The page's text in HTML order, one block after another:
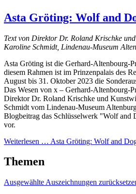
Asta Gröting: Wolf and
Text von Direktor Dr. Roland Krischke
Karoline Schmidt, Lindenau-Museum
Asta Gröting ist die Gerhard-Altenbourg-
diesem Rahmen ist im Prinzenpalais des
August bis 31. Oktober 2023 die
Das Wesen von x – Gerhard-Altenbourg-
Direktor Dr. Roland Krischke und
Schmidt vom Lindenau-Museum
Blogbeitrag das Schlüsselwerk "Wolf and
vor.
Weiterlesen … Asta Gröting: Wolf and
Themen
Ausgewählte Auszeichnungen